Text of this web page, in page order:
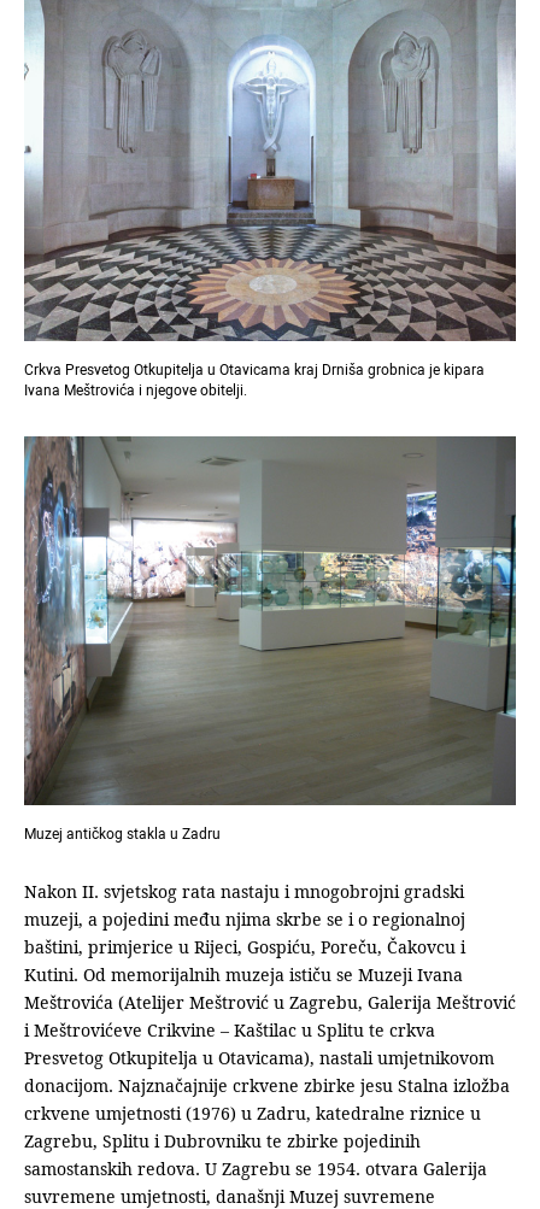
Crkva Presvetog Otkupitelja u Otavicama kraj Drniša grobnica je kipara
Ivana Meštrovića i njegove obitelji.
Muzej antičkog stakla u Zadru
Nakon II. svjetskog rata nastaju i mnogobrojni gradski
muzeji, a pojedini među njima skrbe se i o regionalnoj
baštini, primjerice u Rijeci, Gospiću, Poreču, Čakovcu i
Kutini. Od memorijalnih muzeja ističu se Muzeji Ivana
Meštrovića (Atelijer Meštrović u Zagrebu, Galerija Meštrović
i Meštrovićeve Crikvine – Kaštilac u Splitu te crkva
Presvetog Otkupitelja u Otavicama), nastali umjetnikovom
donacijom. Najznačajnije crkvene zbirke jesu Stalna izložba
crkvene umjetnosti (1976) u Zadru, katedralne riznice u
Zagrebu, Splitu i Dubrovniku te zbirke pojedinih
samostanskih redova. U Zagrebu se 1954. otvara Galerija
suvremene umjetnosti, današnji Muzej suvremene